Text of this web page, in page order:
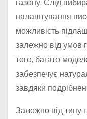
газону. Слід
налаштування
можливість
залежно від умов
того, багато
забезпечує
завдяки
Залежно від типу